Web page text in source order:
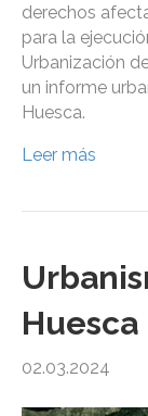
derechos
para la
Urbanización
un informe
Huesca.
Leer más
Huesca
02.03.2024